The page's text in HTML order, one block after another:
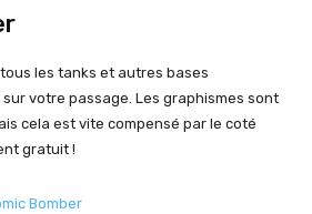
les tanks et autres bases
votre passage. Les graphismes sont
cela est vite compensé par le coté
gratuit !
Bomber